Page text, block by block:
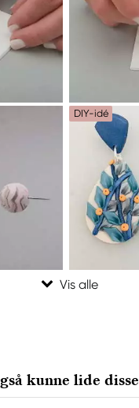
DIY-idé
kunne lide disse